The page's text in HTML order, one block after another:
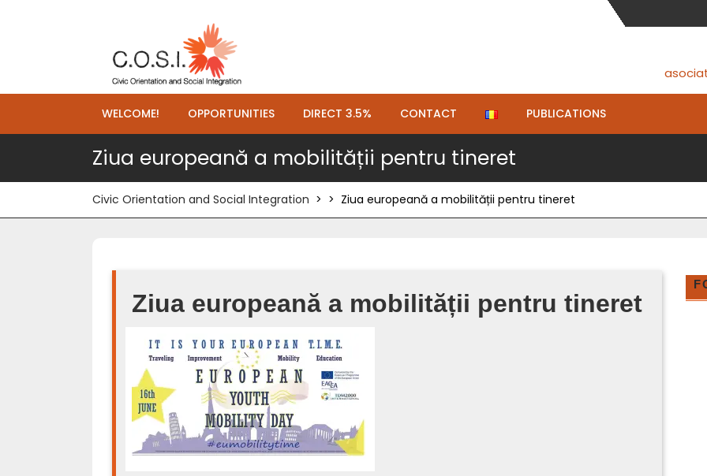
WELCOME! OPPORTUNITIES DIRECT 3.5% CONTACT PUBLICATIONS
Ziua europeană a mobilității pentru tineret
Civic Orientation and Social Integration > > Ziua europeană a mobilității pentru tineret
Ziua europeană a mobilității pentru tineret